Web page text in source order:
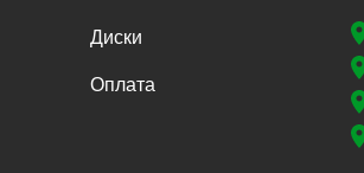
Диски
Оплата